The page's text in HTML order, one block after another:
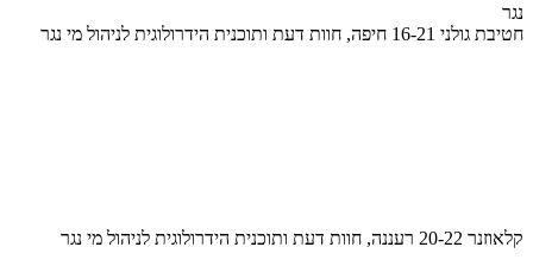
נגר
חטיבת גולני 16-21 חיפה, חוות דעת ותוכנית הידרולוגית לניהול מי נגר
קלאוזנר 20-22 רעננה, חוות דעת ותוכנית הידרולוגית לניהול מי נגר